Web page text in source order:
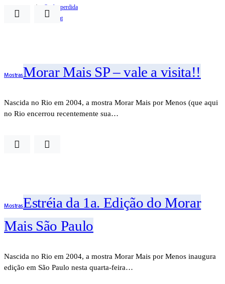
Senha perdida
Log out
MostrasMorar Mais SP – vale a visita!!
Nascida no Rio em 2004, a mostra Morar Mais por Menos (que aqui
no Rio encerrou recentemente sua…
MostrasEstréia da 1a. Edição do Morar
Mais São Paulo
Nascida no Rio em 2004, a mostra Morar Mais por Menos inaugura
edição em São Paulo nesta quarta-feira…